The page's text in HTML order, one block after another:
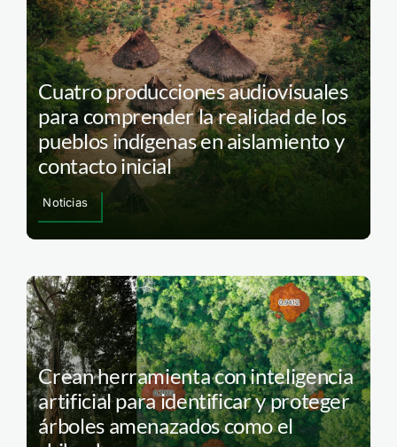
Cuatro producciones audiovisuales
para comprender la realidad de los
pueblos indígenas en aislamiento y
contacto inicial
Noticias
Crean herramienta con inteligencia
artificial para identificar y proteger
árboles amenazados como el